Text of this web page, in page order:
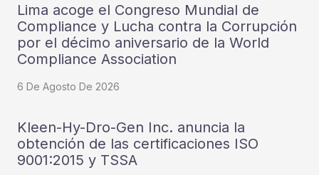
Lima acoge el Congreso Mundial de
Compliance y Lucha contra la Corrupción
por el décimo aniversario de la World
Compliance Association
6 De Agosto De 2026
Kleen-Hy-Dro-Gen Inc. anuncia la
obtención de las certificaciones ISO
9001:2015 y TSSA